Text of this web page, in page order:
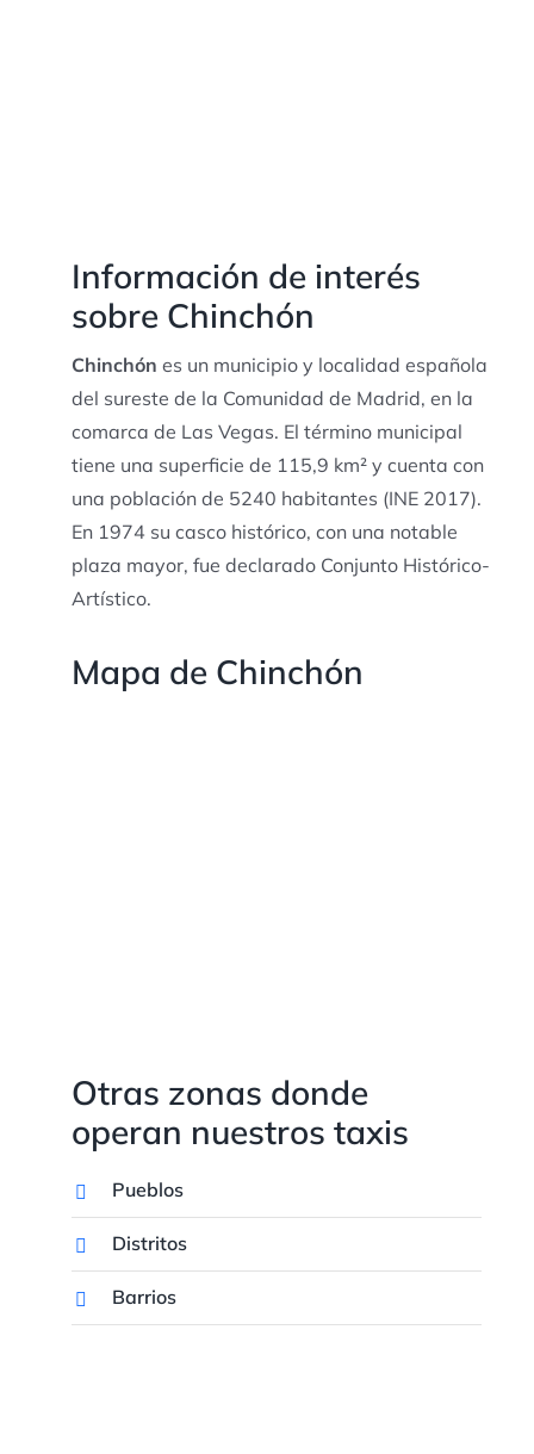
Información de interés
sobre Chinchón
Chinchón es un municipio y localidad española
del sureste de la Comunidad de Madrid, en la
comarca de Las Vegas. El término municipal
tiene una superficie de 115,9 km² y cuenta con
una población de 5240 habitantes (INE 2017).
En 1974 su casco histórico, con una notable
plaza mayor, fue declarado Conjunto Histórico-
Artístico.
Mapa de Chinchón
Otras zonas donde
operan nuestros taxis
Pueblos
Distritos
Barrios